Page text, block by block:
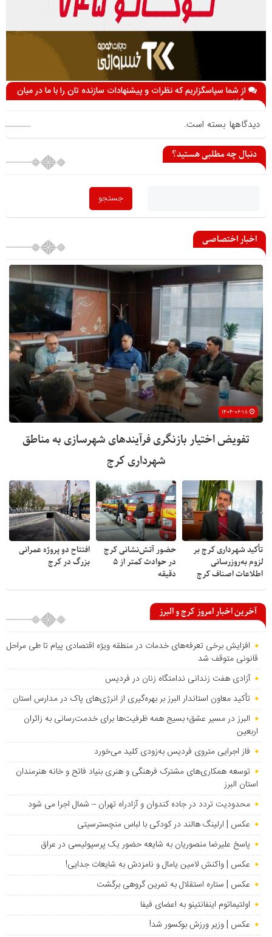
از شما سپاسگزاریم که نظرات و پیشنهادات سازنده تان را با ما در میان
می گذارید
دیدگاهها بسته است.
دنبال چه مطلبی هستید؟
اخبار اختصاصی
تفویض اختیار بازنگری فرآیندهای شهرسازی به مناطق
شهرداری کرج
تأکید شهرداری کرج بر
لزوم به‌روزرسانی
اطلاعات اصناف کرج
حضور آتش‌نشانی کرج
در حوادث کمتر از ۵
دقیقه
افتتاح دو پروژه عمرانی
بزرگ در کرج
آخرین اخبار امروز کرج و البرز
افزایش برخی تعرفه‌های خدمات در منطقه ویژه اقتصادی پیام تا طی مراحل
قانونی متوقف شد
آزادی هفت زندانی ندامتگاه زنان در فردیس
تأکید معاون استاندار البرز بر بهره‌گیری از انرژی‌های پاک در مدارس استان
البرز در مسیر عشق؛ بسیج همه ظرفیت‌ها برای خدمت‌رسانی به زائران
اربعین
فاز اجرایی متروی فردیس به‌زودی کلید می‌خورد
توسعه همکاری‌های مشترک فرهنگی و هنری بنیاد فاتح و خانه هنرمندان
استان البرز
محدودیت تردد در جاده کندوان و آزادراه تهران – شمال اجرا می شود
عکس | ارلینگ هالند در کودکی با لباس منچسترسیتی
پاسخ علیرضا منصوریان به شایعه حضور یک پرسپولیسی در عراق
عکس | واکنش لامین یامال و نامزدش به شایعات جدایی!
عکس | ستاره استقلال به تمرین گروهی برگشت
اولتیماتوم اینفانتینو به اعضای فیفا
عکس | وزیر ورزش بوکسور شد!